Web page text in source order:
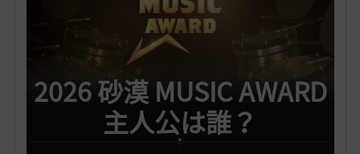
2026 砂漠 MUSIC AWARD
主人公は誰？